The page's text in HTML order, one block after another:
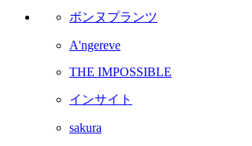
ボンヌプランツ
A'ngereve
THE IMPOSSIBLE
インサイト
sakura